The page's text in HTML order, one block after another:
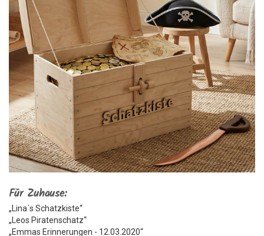
Für Zuhause:
„Lina´s Schatzkiste“
„Leos Piratenschatz“
„Emmas Erinnerungen - 12.03.2020“